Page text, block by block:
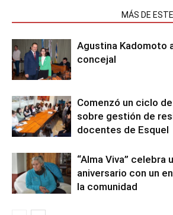
MÁS DE
Agustina Kadomoto
concejal
Comenzó un ciclo
sobre gestión de
docentes de Esquel
“Alma Viva” celebra
aniversario con un
la comunidad